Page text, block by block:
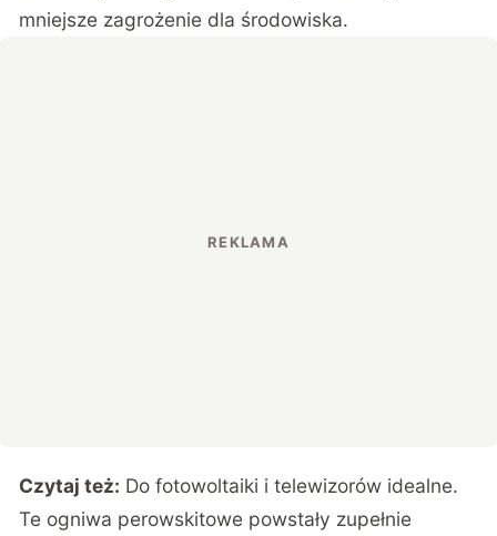
mniejsze zagrożenie dla środowiska.
Czytaj też: Do fotowoltaiki i telewizorów idealne.
Te ogniwa perowskitowe powstały zupełnie